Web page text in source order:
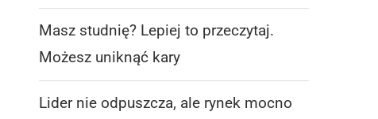
Masz studnię? Lepiej to przeczytaj.
Możesz uniknąć kary
Lider nie odpuszcza, ale rynek mocno